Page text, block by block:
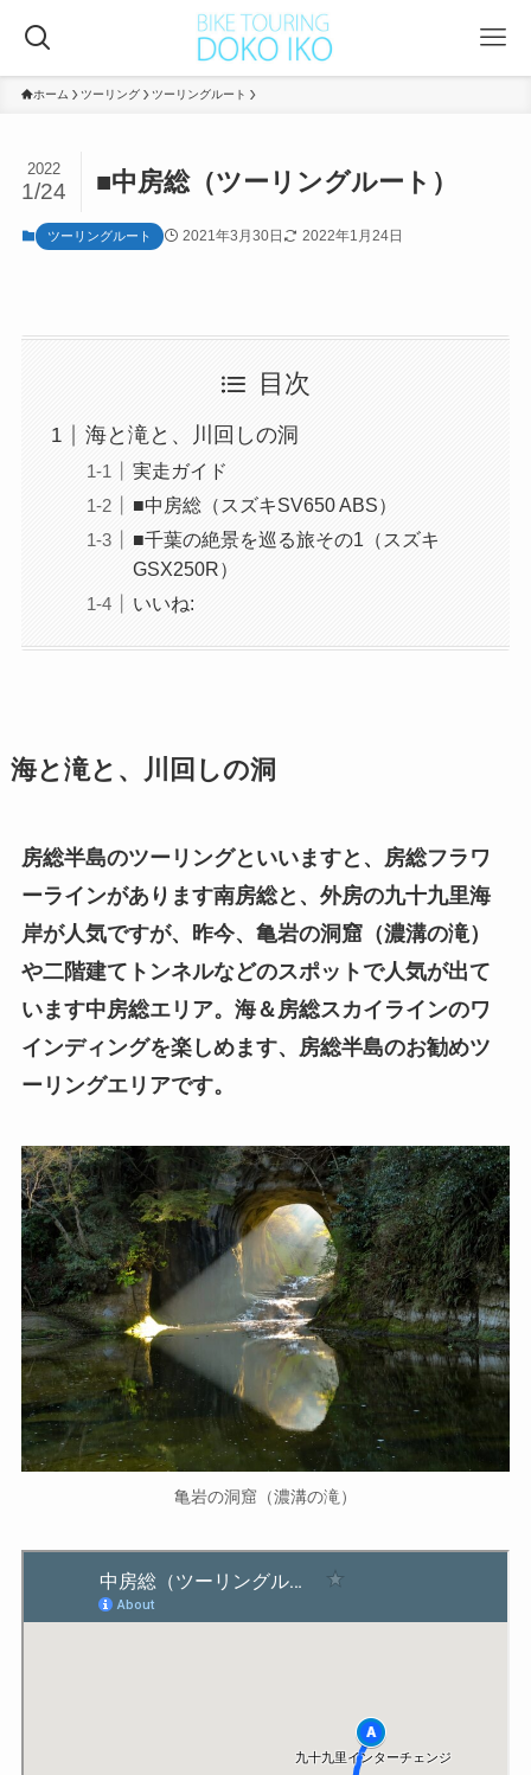
ホーム ツーリング ツーリングルート
■中房総（ツーリングルート）
2022
1/24
ツーリングルート 2021年3月30日 2022年1月24日
目次
海と滝と、川回しの洞
実走ガイド
■中房総（スズキSV650 ABS）
■千葉の絶景を巡る旅その1（スズキ
GSX250R）
いいね:
海と滝と、川回しの洞
房総半島のツーリングといいますと、房総フラワ
ーラインがあります南房総と、外房の九十九里海
岸が人気ですが、昨今、亀岩の洞窟（濃溝の滝）
や二階建てトンネルなどのスポットで人気が出て
います中房総エリア。海＆房総スカイラインのワ
インディングを楽しめます、房総半島のお勧めツ
ーリングエリアです。
亀岩の洞窟（濃溝の滝）